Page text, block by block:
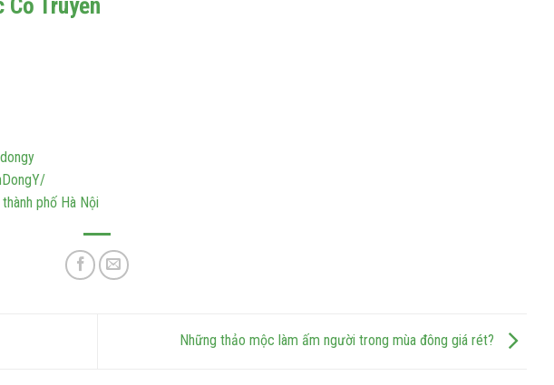
Cổ Truyền
phố Hà Nội
Những thảo mộc làm ấm người trong mùa đông giá rét?